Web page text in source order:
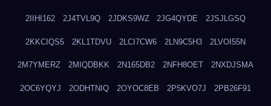
2IIHI162 2J4TVL9Q 2JDKS9WZ 2JG4QYDE 2JSJLGSQ
2KKCIQS5 2KL1TDVU 2LCI7CW6 2LN9C5H3 2LVOI55N
2M7YMERZ 2MIQDBKK 2N165DB2 2NFH8OET 2NXDJSMA
2OC6YQYJ 2ODHTNIQ 2OYOC8EB 2P5KVO7J 2PB26F91